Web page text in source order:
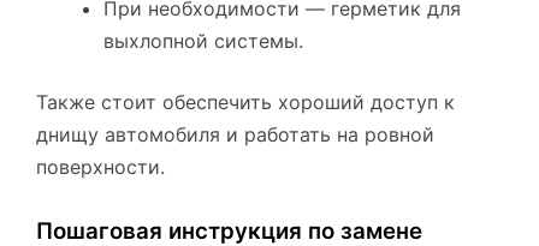
При необходимости — герметик для
выхлопной системы.
Также стоит обеспечить хороший доступ к
днищу автомобиля и работать на ровной
поверхности.
Пошаговая инструкция по замене